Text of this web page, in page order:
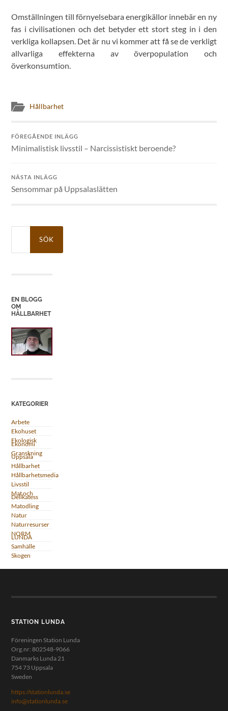
Omställningen till förnyelsebara energikällor innebär en ny
fas i civilisationen och det betyder ett stort steg in i den
verkliga kollapsen. Det är nu vi kommer att få se de verkligt
allvarliga effekterna av överpopulation och
överkonsumtion.
Hållbarhet
FÖREGÅENDE INLÄGG
Minimalistisk livsstil – Narcissistiskt beroende?
NÄSTA INLÄGG
Sensommar på Uppsalaslätten
EN BLOGG
OM
HÅLLBARHET
KATEGORIER
Arbete
Ekohuset
Ekologisk
Ekonomi
Granskning
Uppsala
Hållbarhet
Hållbarhetsmedia
Livsstil
Mat och
Delikatess
Matodling
Natur
Naturresurser
NORM
LUNDA
Samhälle
Skogen
STATION LUNDA
Föreningen Station Lunda
Org.nr: 802548-9066
Danmarks Lunda 21
754 73 Uppsala
Sweden
https://stationlunda.se
info@stationlunda.se